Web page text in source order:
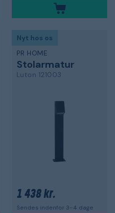
Nyt hos os
PR HOME
Stolarmatur
Luton 121003
1 438 kr.
Sendes indenfor 3-4 dage